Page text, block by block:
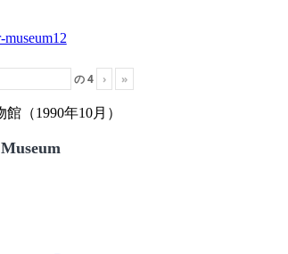
の4 › »
（1990年10月）